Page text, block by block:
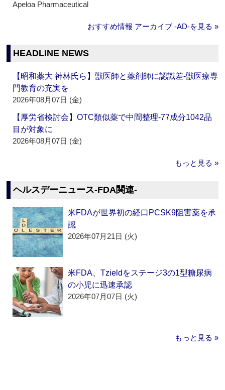
Apeloa Pharmaceutical
おすすめ情報 アーカイブ ‐AD‐を見る »
HEADLINE NEWS
【昭和薬大 神林氏ら】獣医師と薬剤師に認識差‐獣医療専
門教育の充実を
2026年08月07日 (金)
【厚労省検討会】OTC類似薬で中間整理‐77成分1042品
目が対象に
2026年08月07日 (金)
もっと見る »
ヘルスデーニュース‐FDA関連‐
米FDAが世界初の経口PCSK9阻害薬を承
認
2026年07月21日 (火)
米FDA、Tzieldをステージ3の1型糖尿病
の小児に迅速承認
2026年07月07日 (火)
もっと見る »